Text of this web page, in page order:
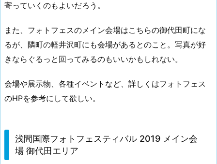
寄っていくのもよいだろう。
また、フォトフェスのメイン会場はこちらの御代田町にな
るが、隣町の軽井沢町にも会場があるとのこと。写真が好
きならぐるっと回ってみるのもいいかもしれない。
会場や展示物、各種イベントなど、詳しくはフォトフェス
のHPを参考にして欲しい。
浅間国際フォトフェスティバル 2019 メイン会
場 御代田エリア